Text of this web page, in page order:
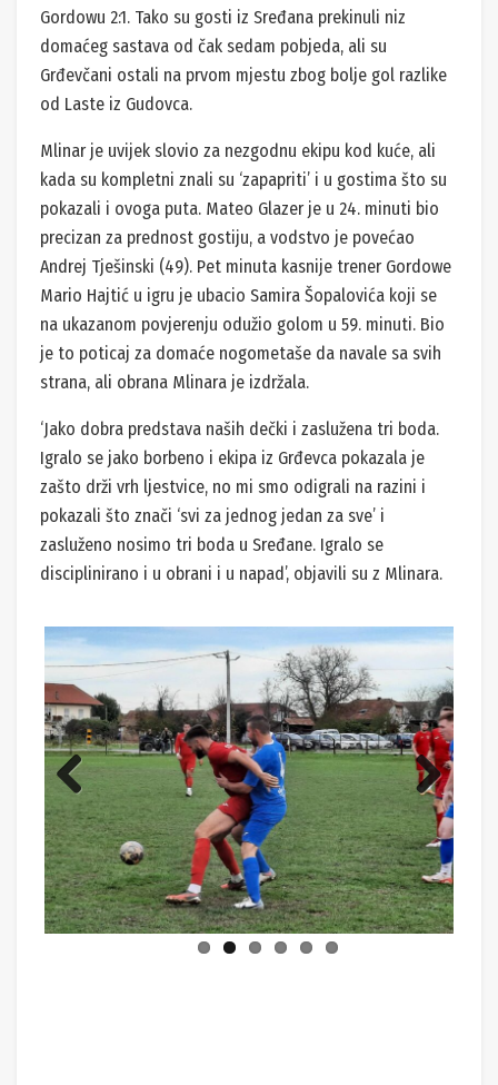
Gordowu 2:1. Tako su gosti iz Sređana prekinuli niz
domaćeg sastava od čak sedam pobjeda, ali su
Grđevčani ostali na prvom mjestu zbog bolje gol razlike
od Laste iz Gudovca.
Mlinar je uvijek slovio za nezgodnu ekipu kod kuće, ali
kada su kompletni znali su ‘zapapriti’ i u gostima što su
pokazali i ovoga puta. Mateo Glazer je u 24. minuti bio
precizan za prednost gostiju, a vodstvo je povećao
Andrej Tješinski (49). Pet minuta kasnije trener Gordowe
Mario Hajtić u igru je ubacio Samira Šopalovića koji se
na ukazanom povjerenju odužio golom u 59. minuti. Bio
je to poticaj za domaće nogometaše da navale sa svih
strana, ali obrana Mlinara je izdržala.
‘Jako dobra predstava naših dečki i zaslužena tri boda.
Igralo se jako borbeno i ekipa iz Grđevca pokazala je
zašto drži vrh ljestvice, no mi smo odigrali na razini i
pokazali što znači ‘svi za jednog jedan za sve’ i
zasluženo nosimo tri boda u Sređane. Igralo se
disciplinirano i u obrani i u napad’, objavili su z Mlinara.
Previ
ous
Next